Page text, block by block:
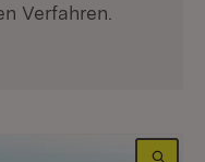
Verfahren.